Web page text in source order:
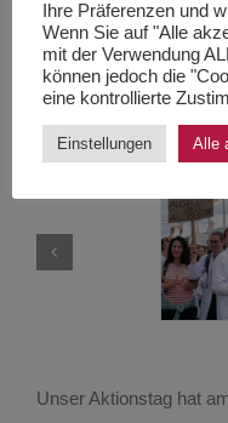
Unsere
Warum jetzt?
Rückblick
Unser Aktionstag hat
Ihre Präferenzen und
Wenn Sie auf "Alle
mit der Verwendung
können jedoch die
eine kontrollierte
Einstellungen Alle